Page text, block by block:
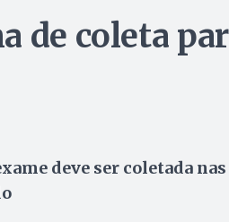
de coleta
deve ser coletada